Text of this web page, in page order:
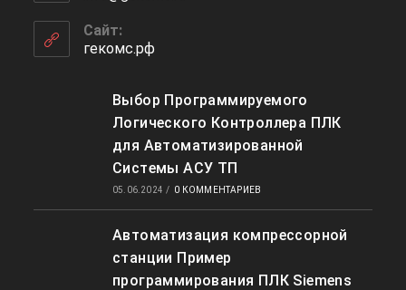
вашем
приложении
Сайт:
гекомс.рф
Выбор Программируемого
Логического Контроллера ПЛК
для Автоматизированной
Системы АСУ ТП
05.06.2024 / 0 КОММЕНТАРИЕВ
Автоматизация компрессорной
станции Пример
программирования ПЛК Siemens